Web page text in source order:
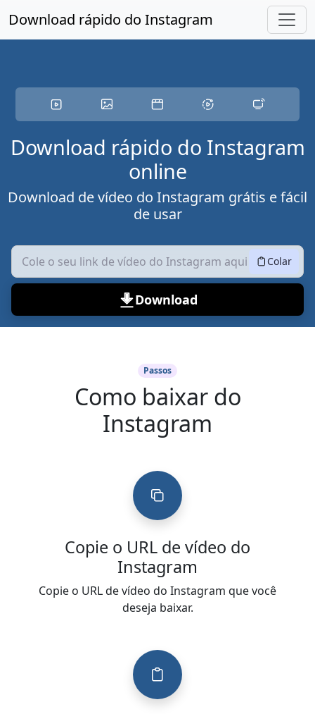
Download rápido do Instagram
Download rápido do Instagram
online
Download de vídeo do Instagram grátis e fácil
de usar
Colar
Download
Passos
Como baixar do
Instagram
Copie o URL de vídeo do
Instagram
Copie o URL de vídeo do Instagram que você
deseja baixar.